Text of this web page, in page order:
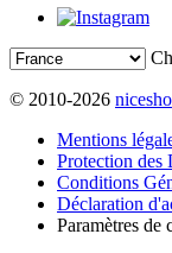
© 2010-2026
Mentions
Protection des
Conditions
Déclaration
Paramètres de